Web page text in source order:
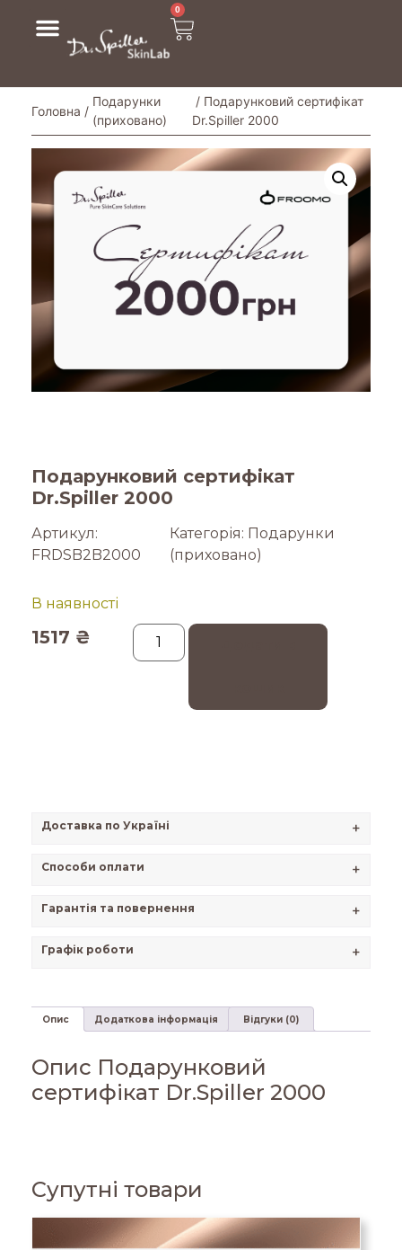
0
Головна /
Подарунки
(приховано)
/ Подарунковий сертифікат
Dr.Spiller 2000
Подарунковий сертифікат
Dr.Spiller 2000
1517 ₴
В наявності
Артикул:
FRDSB2B2000
Категорія: Подарунки
(приховано)
Доставка по Україні +
Способи оплати +
Гарантія та повернення +
Графік роботи +
Опис Додаткова інформація Відгуки (0)
Опис Подарунковий
сертифікат Dr.Spiller 2000
Супутні товари